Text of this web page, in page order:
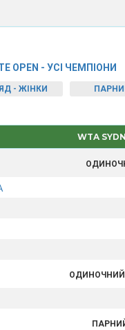
OPEN - УСІ ЧЕМПІОНИ
- ЖІНКИ
WTA
ОДИНОЧНИЙ